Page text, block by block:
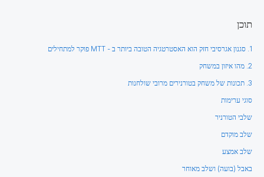
תוכן
1. סגנון אגרסיבי חזק הוא האסטרטגיה הטובה ביותר ב - MTT פוקר למתחילים
2. מהו איזון במשחק
3. תכונות של משחק בטורנירים מרובי שולחנות
סוגי ערימות
שלבי הטורניר
שלב מוקדם
שלב אמצע
באבל (בועה) ושלב מאוחר